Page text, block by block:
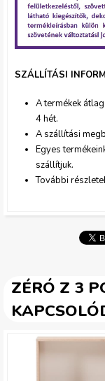
k
m
a
t
SZÁLLÍTÁSI
A termékek
4 hét.
A szállítási
Egyes
szállítjuk.
További
ZÉRÓ Z 3